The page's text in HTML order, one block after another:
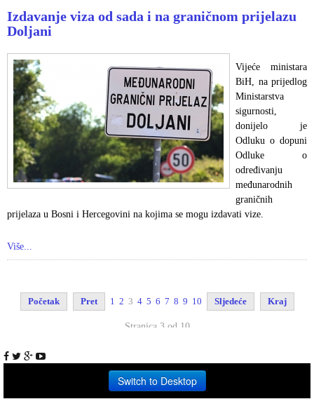
Izdavanje viza od sada i na graničnom prijelazu
Doljani
Vijeće ministara
BiH, na prijedlog
Ministarstva
sigurnosti,
donijelo je
Odluku o dopuni
Odluke o
određivanju
međunarodnih
graničnih
prijelaza u Bosni i Hercegovini na kojima se mogu izdavati vize.
Više...
Početak Pret 1 2 3 4 5 6 7 8 9 10 Sljedeće Kraj
Stranica 3 od 10
Switch to Desktop